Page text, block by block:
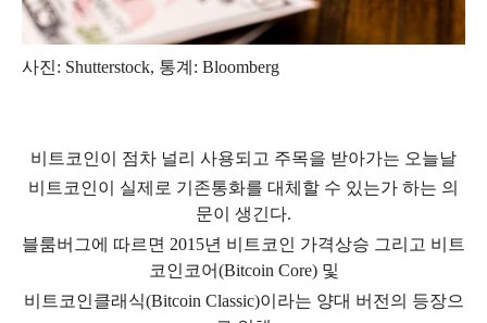
사진: Shutterstock, 통계 : Bloomberg
비트코인이 점차 널리 사용되고 주목을 받아가는 오늘날
비트코인이 실제로 기존통화를 대체할 수 있는가 하는 의
문이 생긴다.
블룸버그에 따르면 2015년 비트코인 가격상승 그리고 비트
코인코어(Bitcoin Core) 및
비트코인클래식(Bitcoin Classic)이라는 양대 버전의 등장으